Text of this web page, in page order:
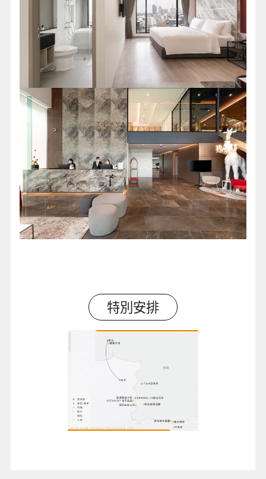
房均提供免費 Wi-Fi。這家酒店位於曼谷的
Phatthanakan區，交通便利，讓您靠近景點和有趣的餐
飲場所。這家當地 5 星級酒店擁有眾多內部設施，可
提高您的住宿質量和樂趣。
（如欲飯店滿房則改以同
等級之飯店替代，如右：Oakwood Suites Tiwanon Hotel
或Ibis Styles Ratchada
或Graph Hotel或同級）